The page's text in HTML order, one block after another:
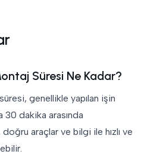
Süresi Ne Kadar?
genellikle yapılan işin
30 dakika arasında
araçlar ve bilgi ile hızlı ve